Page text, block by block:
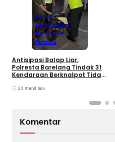
Batam
Berita Terbaru
Berita Utama
Peristiwa
Antisipasi Balap Liar,
Polresta Barelang Tindak 31
Kendaraan Berknalpot Tidak
24 menit lalu
Komentar